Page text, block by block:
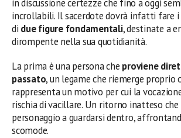
in discussione certezze che fino a oggi
incrollabili. Il sacerdote dovrà infatti fare i
di due figure fondamentali, destinate a
dirompente nella sua quotidianità.
La prima è una persona che proviene
passato, un legame che riemerge proprio
rappresenta un motivo per cui la
rischia di vacillare. Un ritorno inatteso
personaggio a guardarsi dentro,
scomode.